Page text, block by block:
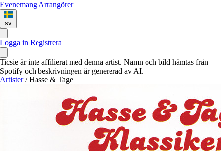
Evenemang Arrangörer
sv
Logga in Registrera
Ticsie är inte affilierat med denna artist. Namn och bild hämtas från
Spotify och beskrivningen är genererad av AI.
Artister / Hasse & Tage